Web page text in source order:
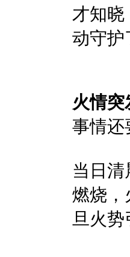
才知
动守护
火情
事情还
当日
燃烧，
旦火势